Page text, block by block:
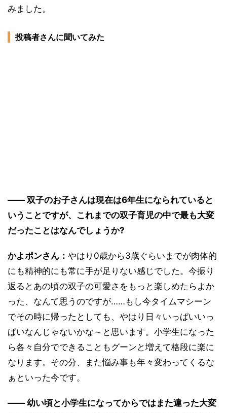
みました。
投稿者さんに聞いてみた
―― 双子のお子さんは現在は6年生になられていると
いうことですが、これまでの双子育児の中で最も大変
だったことはなんでしょうか?
かよポンさん： やはり0歳から3歳ぐらいまでが肉体的
にも精神的にも常に手が足りない感じでした。今振り
返るとあの頃の双子の可愛さをもっと楽しめたらよか
った、なんて思うのですが……もし今タイムマシーン
でその時に帰ったとしても、やはり日々いっぱいいっ
ぱいなんじゃないかな～と思います。小学生になった
ら各々自分でできることもグーンと増えて格段に楽に
なります。その分、また悩み事も年々変わってくるな
ぁといった今です。
―― 幼い頃と小学生になってからではまた違った大変